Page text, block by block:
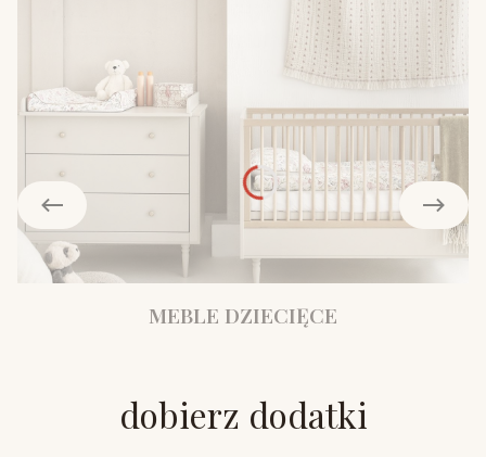
MEBLE DZIECIĘCE
dobierz dodatki